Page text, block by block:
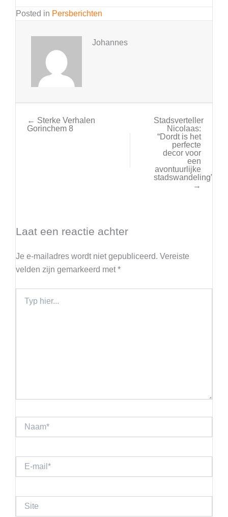
Posted in Persberichten
Johannes
← Sterke Verhalen
Gorinchem 8
Stadsverteller
Nicolaas:
“Dordt is het
perfecte
decor voor
een
avontuurlijke
stadswandeling”
→
Laat een reactie achter
Je e-mailadres wordt niet gepubliceerd. Vereiste
velden zijn gemarkeerd met*
hier...
mail*